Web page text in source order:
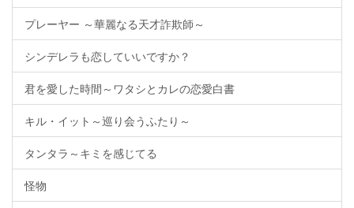
プレーヤー ～華麗なる天才詐欺師～
シンデレラも恋していいですか？
君を愛した時間～ワタシとカレの恋愛白書
キル・イット～巡り会うふたり～
タンタラ～キミを感じてる
怪物